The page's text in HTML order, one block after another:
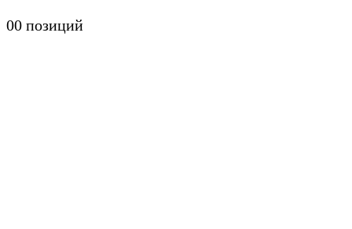
00 позиций